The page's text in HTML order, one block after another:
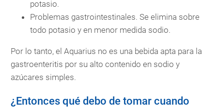
potasio.
Problemas gastrointestinales. Se elimina sobre
todo potasio y en menor medida sodio.
Por lo tanto, el Aquarius no es una bebida apta para la
gastroenteritis por su alto contenido en sodio y
azúcares simples.
¿Entonces qué debo de tomar cuando